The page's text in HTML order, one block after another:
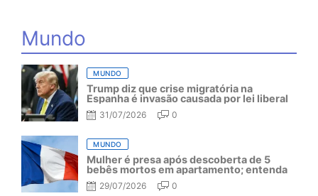
Mundo
MUNDO
Trump diz que crise migratória na
Espanha é invasão causada por lei liberal
31/07/2026 0
MUNDO
Mulher é presa após descoberta de 5
bebês mortos em apartamento; entenda
29/07/2026 0